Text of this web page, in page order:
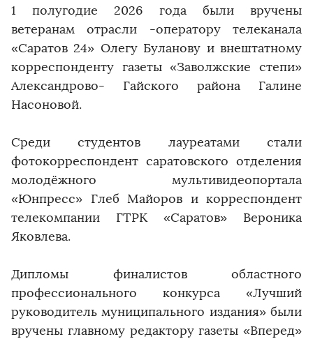
1 полугодие 2026 года были вручены
ветеранам отрасли -оператору телеканала
«Саратов 24» Олегу Буланову и внештатному
корреспонденту газеты «Заволжские степи»
Александрово- Гайского района Галине
Насоновой.
Среди студентов лауреатами стали
фотокорреспондент саратовского отделения
молодёжного мультивидеопортала
«Юнпресс» Глеб Майоров и корреспондент
телекомпании ГТРК «Саратов» Вероника
Яковлева.
Дипломы финалистов областного
профессионального конкурса «Лучший
руководитель муниципального издания» были
вручены главному редактору газеты «Вперед»